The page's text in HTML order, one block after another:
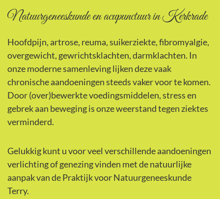
Natuurgeneeskunde en acupunctuur in Kerkrade
Hoofdpijn, artrose, reuma, suikerziekte, fibromyalgie,
overgewicht, gewrichtsklachten, darmklachten. In
onze moderne samenleving lijken deze vaak
chronische aandoeningen steeds vaker voor te komen.
Door (over)bewerkte voedingsmiddelen, stress en
gebrek aan beweging is onze weerstand tegen ziektes
verminderd.
Gelukkig kunt u voor veel verschillende aandoeningen
verlichting of genezing vinden met de natuurlijke
aanpak van de Praktijk voor Natuurgeneeskunde
Terry.